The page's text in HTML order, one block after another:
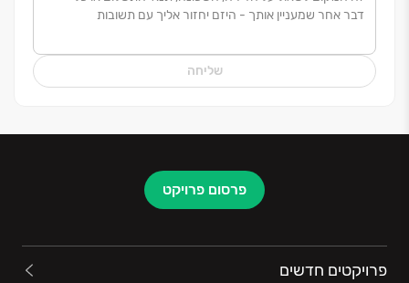
שליחה
פרסום פרויקט
פרויקטים חדשים